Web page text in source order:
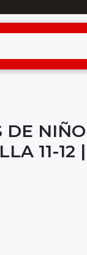
DE
11-12